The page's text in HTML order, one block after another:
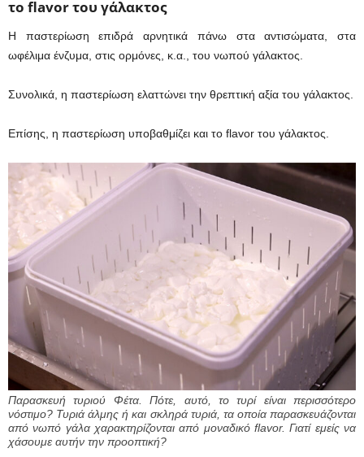
το flavor του γάλακτος
Η παστερίωση επιδρά αρνητικά πάνω στα αντισώματα, στα
ωφέλιμα ένζυμα, στις ορμόνες, κ.α., του νωπού γάλακτος.
Συνολικά, η παστερίωση ελαττώνει την θρεπτική αξία του γάλακτος.
Επίσης, η παστερίωση υποβαθμίζει και το flavor του γάλακτος.
Παρασκευή τυριού Φέτα. Πότε, αυτό, το τυρί είναι περισσότερο
νόστιμο? Τυριά άλμης ή και σκληρά τυριά, τα οποία παρασκευάζονται
από νωπό γάλα χαρακτηρίζονται από μοναδικό flavor. Γιατί εμείς να
χάσουμε αυτήν την προοπτική?